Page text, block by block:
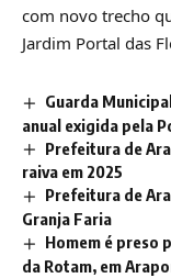
com novo trecho
Jardim Portal das
Guarda
anual exigida pela
Prefeitura de
raiva em 2025
Prefeitura de
Granja Faria
Homem é preso
da Rotam, em